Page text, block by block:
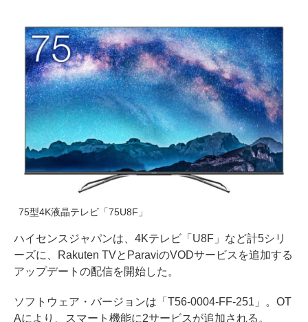
75型4K液晶テレビ「75U8F」
ハイセンスジャパンは、4Kテレビ「U8F」など計5シリ
ーズに、Rakuten TVとParaviのVODサービスを追加する
アップデートの配信を開始した。
ソフトウェア・バージョンは「T56-0004-FF-251」。OT
Aにより、スマート機能に2サービスが追加される。